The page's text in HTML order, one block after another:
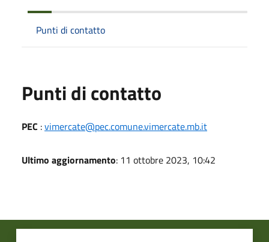
Punti di contatto
Punti di contatto
PEC :vimercate@pec.comune.vimercate.mb.it
Ultimo aggiornamento: 11 ottobre 2023, 10:42